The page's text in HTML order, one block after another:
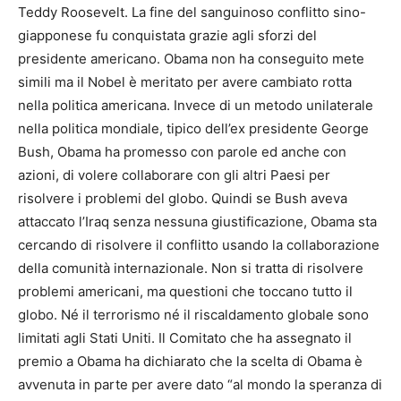
Teddy Roosevelt. La fine del sanguinoso conflitto sino-
giapponese fu conquistata grazie agli sforzi del
presidente americano. Obama non ha conseguito mete
simili ma il Nobel è meritato per avere cambiato rotta
nella politica americana. Invece di un metodo unilaterale
nella politica mondiale, tipico dell’ex presidente George
Bush, Obama ha promesso con parole ed anche con
azioni, di volere collaborare con gli altri Paesi per
risolvere i problemi del globo. Quindi se Bush aveva
attaccato l’Iraq senza nessuna giustificazione, Obama sta
cercando di risolvere il conflitto usando la collaborazione
della comunità internazionale. Non si tratta di risolvere
problemi americani, ma questioni che toccano tutto il
globo. Né il terrorismo né il riscaldamento globale sono
limitati agli Stati Uniti. Il Comitato che ha assegnato il
premio a Obama ha dichiarato che la scelta di Obama è
avvenuta in parte per avere dato “al mondo la speranza di